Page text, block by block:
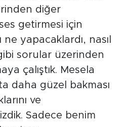
diğer
ses getirmesi için
ne yapacaklardı, nasıl
sorular üzerinden
çalıştık. Mesela
daha güzel bakması
ve
Sadece benim